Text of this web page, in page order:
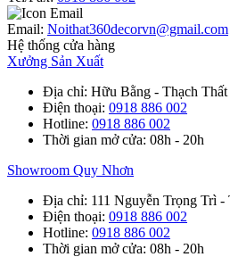
Email: Noithat360decorvn@gmail.com
Hệ thống cửa hàng
Xưởng Sản Xuất
Địa chỉ: Hữu Bằng - Thạch
Điện thoại: 0918 886 002
Hotline: 0918 886 002
Thời gian mở cửa: 08h - 20h
Showroom Quy Nhơn
Địa chỉ: 111 Nguyễn Trọng Trì
Điện thoại: 0918 886 002
Hotline: 0918 886 002
Thời gian mở cửa: 08h - 20h